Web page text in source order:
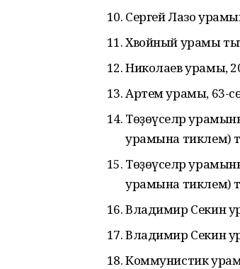
Сергей Лазо
Хвойный урамы
Николаев урамы,
Артем урамы, 63-
Төҙөүселәр
урамына тиклем)
Төҙөүселәр
урамына тиклем)
Владимир Секин
Владимир Секин
Коммунистик